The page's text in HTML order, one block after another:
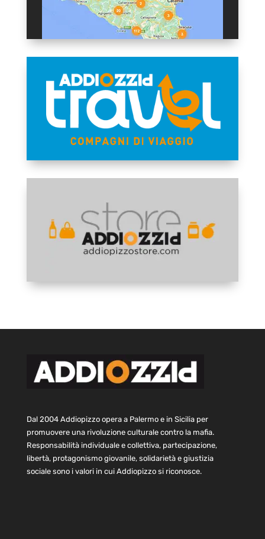
Dal 2004 Addiopizzo opera a Palermo e in Sicilia per
promuovere una rivoluzione culturale contro la mafia.
Responsabilità individuale e collettiva, partecipazione,
libertà, protagonismo giovanile, solidarietà e giustizia
sociale sono i valori in cui Addiopizzo si riconosce.